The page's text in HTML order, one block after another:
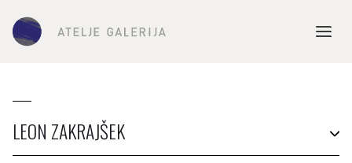
LEON ZAKRAJŠEK